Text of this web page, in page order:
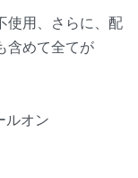
使用、さらに、配
含めて全てが
ルオン